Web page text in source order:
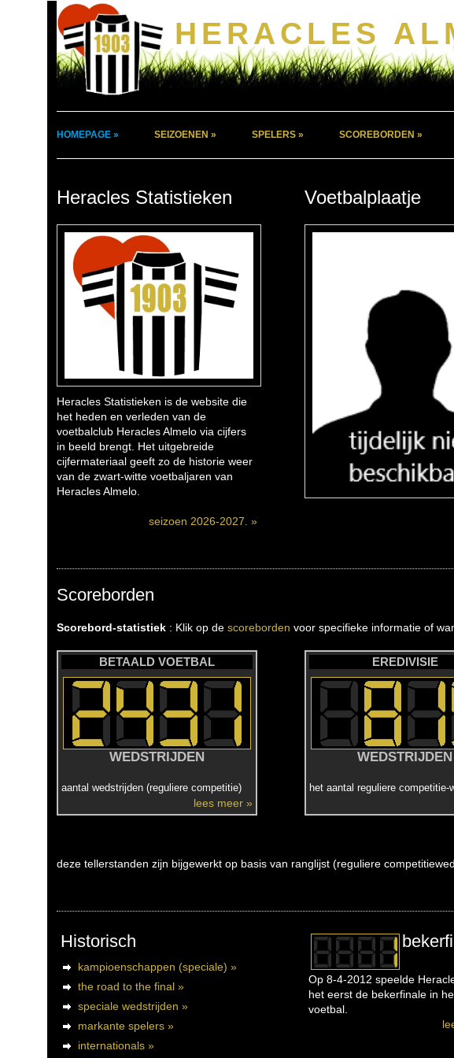
HERACLES
HOMEPAGE » SEIZOENEN » SPELERS » SCOREBORDEN »
Heracles Statistieken
Heracles Statistieken is de website die
het heden en verleden van de
voetbalclub Heracles Almelo via cijfers
in beeld brengt. Het uitgebreide
cijfermateriaal geeft zo de historie weer
van de zwart-witte voetbaljaren van
Heracles Almelo.
seizoen 2026-2027. »
Voetbalplaatje
Scoreborden
Scorebord-statistiek : Klik op de scoreborden voor specifieke informatie of
BETAALD VOETBAL
WEDSTRIJDEN
aantal wedstrijden (reguliere competitie)
lees meer »
EREDIVISIE
WEDSTRIJDEN
het aantal reguliere competitie-
deze tellerstanden zijn bijgewerkt op basis van ranglijst (reguliere
Historisch
kampioenschappen (speciale) »
the road to the final »
speciale wedstrijden »
markante spelers »
internationals »
Op 8-4-2012 speelde
het eerst de bekerfinale in
voetbal.